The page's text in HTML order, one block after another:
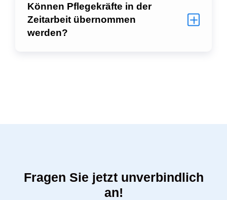
Können Pflegekräfte in der
Zeitarbeit übernommen
werden?
Fragen Sie jetzt unverbindlich
an!